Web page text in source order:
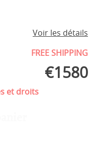
Voir les détails
FREE SHIPPING
€1580
et droits